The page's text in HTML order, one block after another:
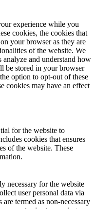
experience while you
cookies, the cookies that
your browser as they are
of the website. We
analyze and understand how
be stored in your browser
option to opt-out of these
cookies may have an effect
for the website to
cookies that ensures
of the website. These
necessary for the website
user personal data via
termed as non-necessary